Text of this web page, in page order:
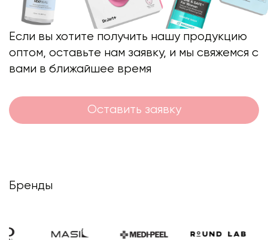
Если вы хотите получить нашу продукцию
оптом, оставьте нам заявку, и мы свяжемся с
вами в ближайшее время
Оставить заявку
Бренды